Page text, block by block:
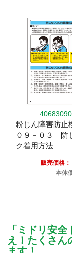
粉じん障害防
０９－０３ 防
ク着用方法
販売価格：
本体
「ミドリ安
え！たくさん
ます！